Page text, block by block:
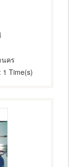
นคร
: 1 Time(s)